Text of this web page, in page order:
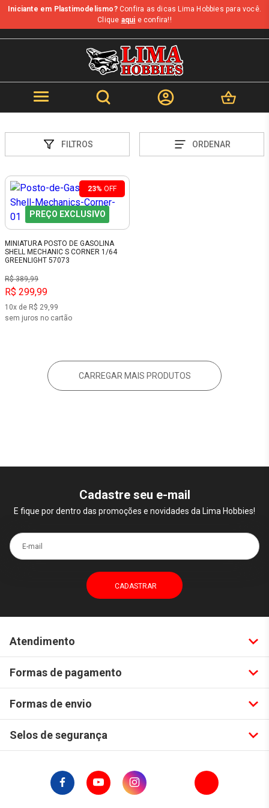
Iniciante em Plastimodelismo?Confira as dicas Lima Hobbies para você.
Clique aqui e confira!!
FILTROS ORDENAR
23% OFF
PREÇO EXCLUSIVO
MINIATURA POSTO DE GASOLINA
SHELL MECHANIC S CORNER 1/64
GREENLIGHT 57073
R$ 389,99
R$ 299,99
10x de R$ 29,99
sem juros no cartão
CARREGAR MAIS PRODUTOS
Cadastre seu e-mail
E fique por dentro das promoções e novidades da Lima Hobbies!
E-mail
Atendimento
Formas de pagamento
Formas de envio
Selos de segurança